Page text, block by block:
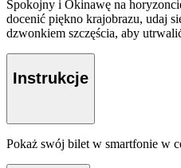
Spokojny i Okinawę na
docenić piękno krajobrazu, udaj
dzwonkiem szczęścia, aby
Instrukcje
Pokaż swój bilet w smartfonie w